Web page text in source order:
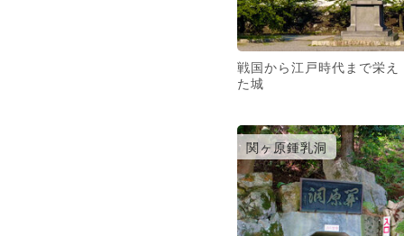
戦国から江戸時代まで栄え
た城
関ヶ原鍾乳洞